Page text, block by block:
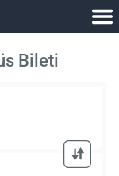
Bileti